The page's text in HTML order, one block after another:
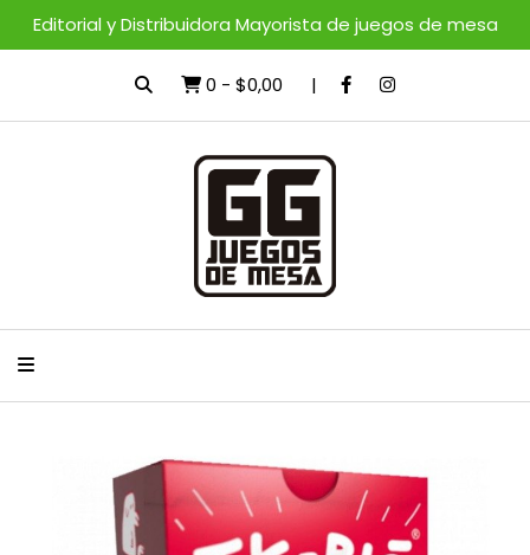
Editorial y Distribuidora Mayorista de juegos de mesa
0 - $0,00